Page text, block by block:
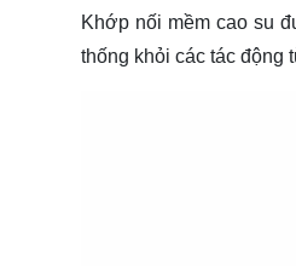
Khớp nối mềm cao su
thống khỏi các tác động